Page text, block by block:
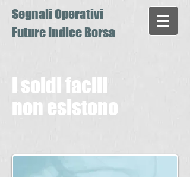
Segnali Operativi
Future Indice Borsa
i soldi facili
non esistono